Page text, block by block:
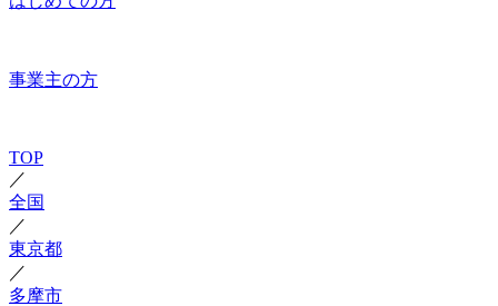
事業主の方
TOP
／
全国
／
東京都
／
多摩市